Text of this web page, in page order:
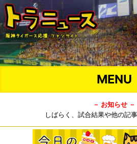
MENU
－ お知らせ －
しばらく、試合結果や他の記